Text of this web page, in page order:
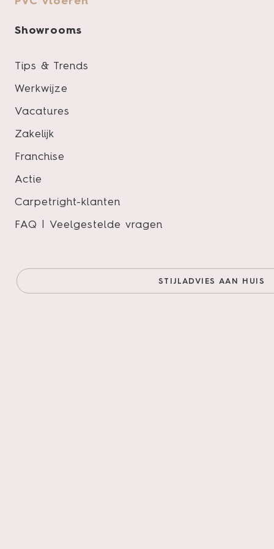
Verkrijgbaar in
Verkrijgbaar in
Showrooms
Tips & Trends
Werkwijze
Vacatures
Zakelijk
Franchise
Actie
Carpetright-klanten
FAQ | Veelgestelde vragen
STIJLADVIES AAN HUIS